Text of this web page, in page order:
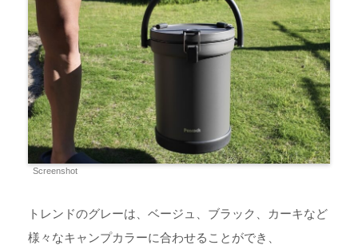
Screenshot
トレンドのグレーは、ベージュ、ブラック、カーキなど
様々なキャンプカラーに合わせることができ、